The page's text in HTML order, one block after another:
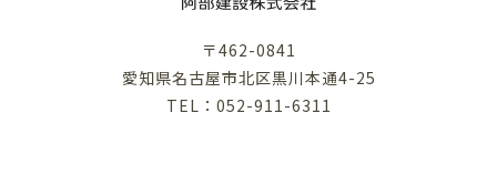
〒462-0841
愛知県名古屋市北区黒川本通4-25
TEL：052-911-6311